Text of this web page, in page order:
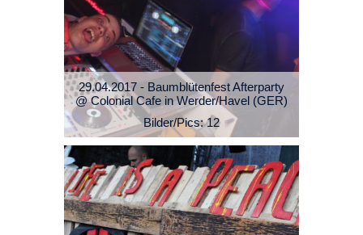
29.04.2017 - Baumblütenfest Afterparty
@ Colonial Cafe in Werder/Havel (GER)
Bilder/Pics: 12